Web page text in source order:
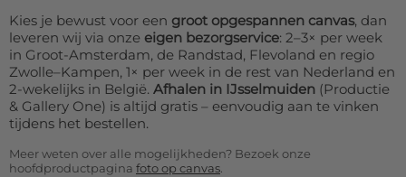
Kies je bewust voor een groot opgespannen canvas, dan
leveren wij via onze eigen bezorgservice: 2–3× per week
in Groot-Amsterdam, de Randstad, Flevoland en regio
Zwolle–Kampen, 1× per week in de rest van Nederland en
2-wekelijks in België. Afhalen in IJsselmuiden (Productie
& Gallery One) is altijd gratis – eenvoudig aan te vinken
tijdens het bestellen.
Meer weten over alle mogelijkheden? Bezoek onze
hoofdproductpagina foto op canvas.